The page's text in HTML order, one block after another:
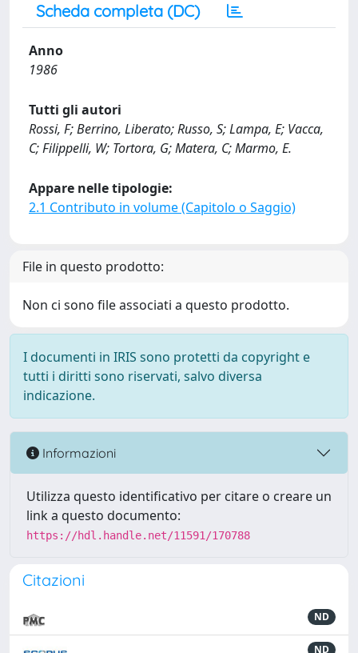
Scheda completa (DC)
Anno
1986
Tutti gli autori
Rossi, F; Berrino, Liberato; Russo, S; Lampa, E; Vacca,
C; Filippelli, W; Tortora, G; Matera, C; Marmo, E.
Appare nelle tipologie:
2.1 Contributo in volume (Capitolo o Saggio)
File in questo prodotto:
Non ci sono file associati a questo prodotto.
I documenti in IRIS sono protetti da copyright e
tutti i diritti sono riservati, salvo diversa
indicazione.
Informazioni
Utilizza questo identificativo per citare o creare un
link a questo documento:
https://hdl.handle.net/11591/170788
Citazioni
ND
ND